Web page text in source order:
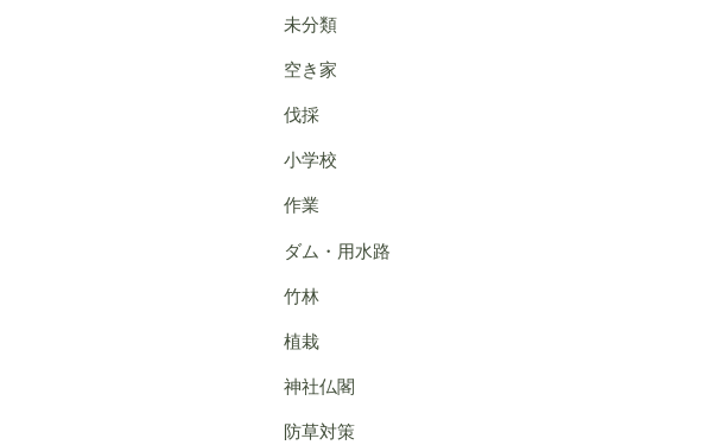
未分類
空き家
伐採
小学校
作業
ダム・用水路
竹林
植栽
神社仏閣
防草対策